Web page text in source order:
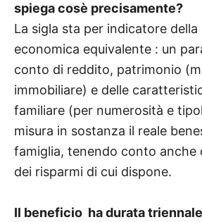
spiega cosè precisamente?
La sigla sta per indicatore
economica equivalente : un
conto di reddito, patrimonio
immobiliare) e delle
familiare (per numerosità e
misura in sostanza il reale
famiglia, tenendo conto anche
dei risparmi di cui dispone.
Il beneficio ha durata